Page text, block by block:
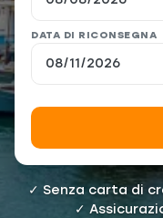
DATA DI RICONSEGNA
✓ Senza carta di
✓